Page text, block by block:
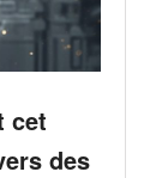
cet
des